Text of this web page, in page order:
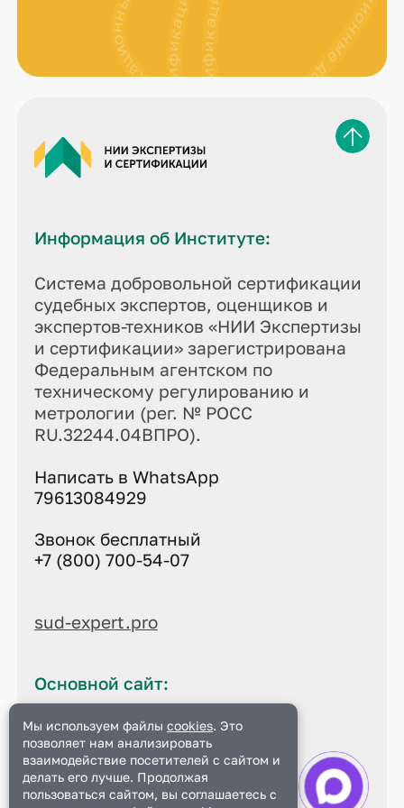
Мы используем файлы cookies. Это
позволяет нам анализировать
взаимодействие посетителей с сайтом и
делать его лучше. Продолжая
пользоваться сайтом, вы соглашаетесь с
Информация об Институте:
Система добровольной сертификации
судебных экспертов, оценщиков и
экспертов-техников «НИИ Экспертизы
и сертификации» зарегистрирована
Федеральным агентском по
техническому регулированию и
метрологии (рег. № РОСС
RU.32244.04ВПРО).
Написать в WhatsApp
79613084929
Звонок бесплатный
+7 (800) 700-54-07
sud-expert.pro
Основной сайт:
sud-expert.pro
Данный сайт является
официальным